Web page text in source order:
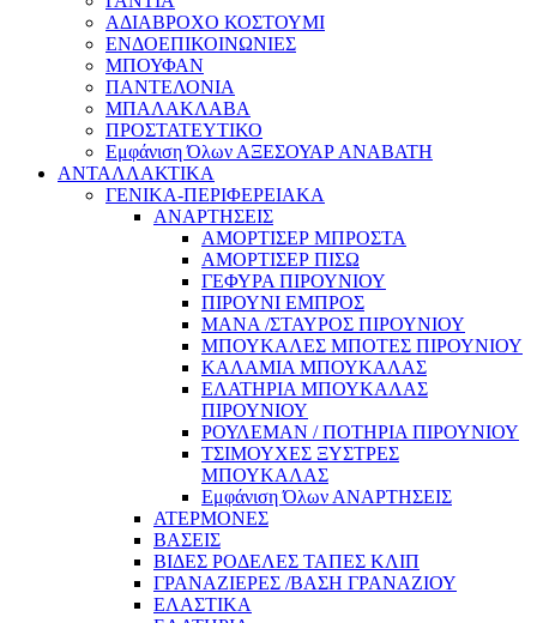
ΑΔΙΑΒΡΟΧΟ ΚΟΣΤΟΥΜΙ
ΕΝΔΟΕΠΙΚΟΙΝΩΝΙΕΣ
ΜΠΟΥΦΑΝ
ΠΑΝΤΕΛΟΝΙΑ
ΜΠΑΛΑΚΛΑΒΑ
ΠΡΟΣΤΑΤΕΥΤΙΚΟ
Εμφάνιση Όλων ΑΞΕΣΟΥΑΡ ΑΝΑΒΑΤΗ
ΑΝΤΑΛΛΑΚΤΙΚΑ
ΓΕΝΙΚΑ-ΠΕΡΙΦΕΡΕΙΑΚΑ
ΑΝΑΡΤΗΣΕΙΣ
ΑΜΟΡΤΙΣΕΡ ΜΠΡΟΣΤΑ
ΑΜΟΡΤΙΣΕΡ ΠΙΣΩ
ΓΕΦΥΡΑ ΠΙΡΟΥΝΙΟΥ
ΠΙΡΟΥΝΙ ΕΜΠΡΟΣ
ΜΑΝΑ /ΣΤΑΥΡΟΣ ΠΙΡΟΥΝΙΟΥ
ΜΠΟΥΚΑΛΕΣ ΜΠΟΤΕΣ ΠΙΡΟΥΝΙΟΥ
ΚΑΛΑΜΙΑ ΜΠΟΥΚΑΛΑΣ
ΕΛΑΤΗΡΙΑ ΜΠΟΥΚΑΛΑΣ
ΠΙΡΟΥΝΙΟΥ
ΡΟΥΛΕΜΑΝ / ΠΟΤΗΡΙΑ ΠΙΡΟΥΝΙΟΥ
ΤΣΙΜΟΥΧΕΣ ΞΥΣΤΡΕΣ
ΜΠΟΥΚΑΛΑΣ
Εμφάνιση Όλων ΑΝΑΡΤΗΣΕΙΣ
ΑΤΕΡΜΟΝΕΣ
ΒΑΣΕΙΣ
ΒΙΔΕΣ ΡΟΔΕΛΕΣ ΤΑΠΕΣ ΚΛΙΠ
ΓΡΑΝΑΖΙΕΡΕΣ /ΒΑΣΗ ΓΡΑΝΑΖΙΟΥ
ΕΛΑΣΤΙΚΑ